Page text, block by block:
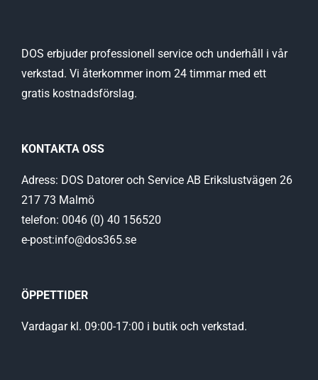
DOS erbjuder professionell service och underhåll i vår
verkstad. Vi återkommer inom 24 timmar med ett
gratis kostnadsförslag.
KONTAKTA OSS
Adress: DOS Datorer och Service AB Erikslustvägen 26
217 73 Malmö
telefon: 0046 (0) 40 156520
e-post:info@dos365.se
ÖPPETTIDER
Vardagar kl. 09:00-17:00 i butik och verkstad.